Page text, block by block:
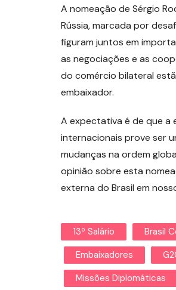
A nomeação de Sérgio
Rússia, marcada por
figuram juntos em
as negociações e as
do comércio bilateral
embaixador.
A expectativa é de que a
internacionais prove ser
mudanças na ordem
opinião sobre esta
externa do Brasil em
13º Salário Brasil
Embaixadores
Missões Diplomáticas